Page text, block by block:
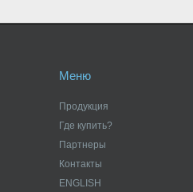
Меню
Продукция
Где купить?
Партнеры
Контакты
ENGLISH